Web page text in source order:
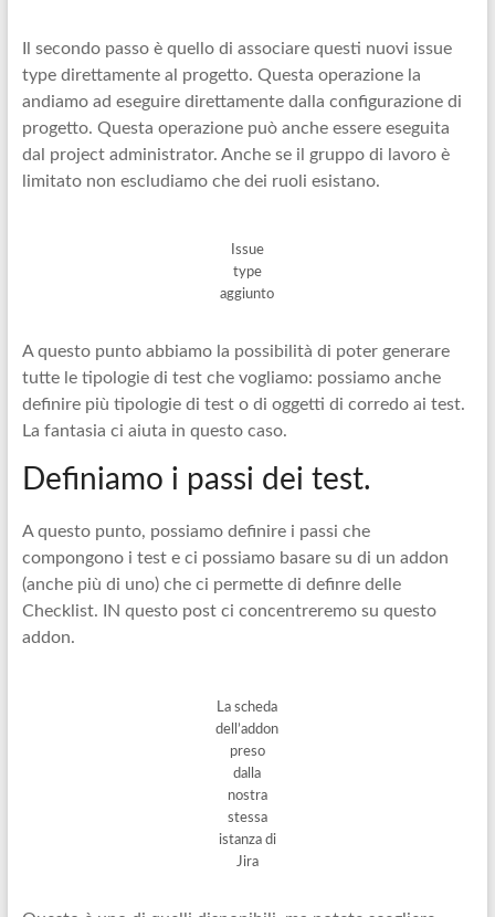
Il secondo passo è quello di associare questi nuovi issue
type direttamente al progetto. Questa operazione la
andiamo ad eseguire direttamente dalla configurazione di
progetto. Questa operazione può anche essere eseguita
dal project administrator. Anche se il gruppo di lavoro è
limitato non escludiamo che dei ruoli esistano.
Issue
type
aggiunto
A questo punto abbiamo la possibilità di poter generare
tutte le tipologie di test che vogliamo: possiamo anche
definire più tipologie di test o di oggetti di corredo ai test.
La fantasia ci aiuta in questo caso.
Definiamo i passi dei test.
A questo punto, possiamo definire i passi che
compongono i test e ci possiamo basare su di un addon
(anche più di uno) che ci permette di definre delle
Checklist. IN questo post ci concentreremo su questo
addon.
La scheda
dell’addon
preso
dalla
nostra
stessa
istanza di
Jira